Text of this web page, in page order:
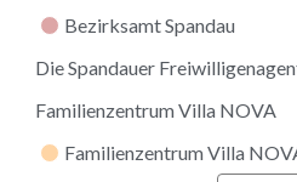
Bezirksamt Spandau
Die Spandauer
Familienzentrum Villa NOVA
Familienzentrum Villa